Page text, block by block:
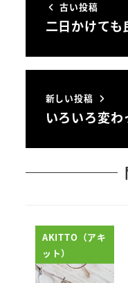
古い投稿
二日かけて
新しい投稿
いろいろ変わ
AKITTO（アキ
ット）